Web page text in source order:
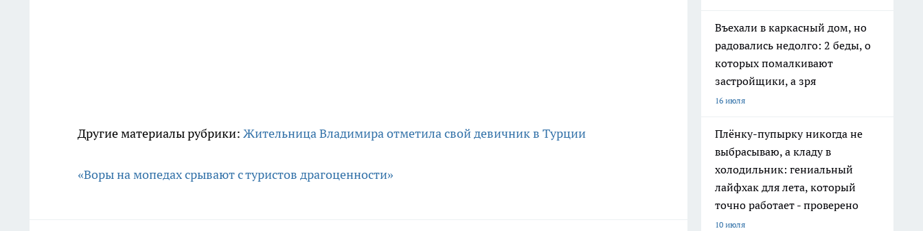
Другие материалы рубрики: Жительница Владимира отметила свой девичник в Турции
«Воры на мопедах срывают с туристов драгоценности»
Въехали в каркасный дом, но
радовались недолго: 2 беды, о
которых помалкивают
застройщики, а зря
16 июля
Плёнку-пупырку никогда не
выбрасываю, а кладу в
холодильник: гениальный
лайфхак для лета, который
точно работает - проверено
10 июля